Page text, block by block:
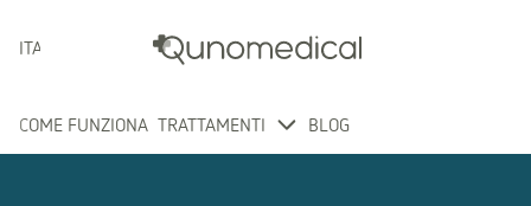
ITALIANO
COME FUNZIONA TRATTAMENTI BLOG